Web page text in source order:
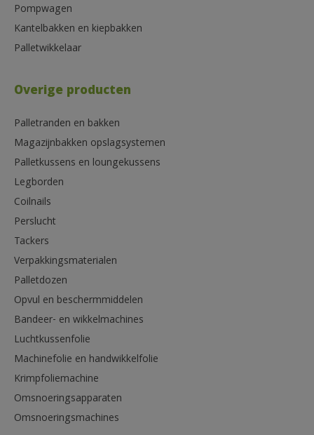
Pompwagen
Kantelbakken en kiepbakken
Palletwikkelaar
Overige producten
Palletranden en bakken
Magazijnbakken opslagsystemen
Palletkussens en loungekussens
Legborden
Coilnails
Perslucht
Tackers
Verpakkingsmaterialen
Palletdozen
Opvul en beschermmiddelen
Bandeer- en wikkelmachines
Luchtkussenfolie
Machinefolie en handwikkelfolie
Krimpfoliemachine
Omsnoeringsapparaten
Omsnoeringsmachines